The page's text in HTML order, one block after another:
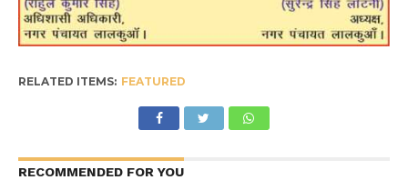
RELATED ITEMS: FEATURED
RECOMMENDED FOR YOU